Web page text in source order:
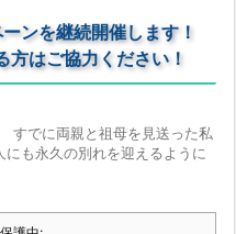
ンを継続開催します！
方はご協力ください！
すでに両親と祖母を見送った私
も永久の別れを迎えるように